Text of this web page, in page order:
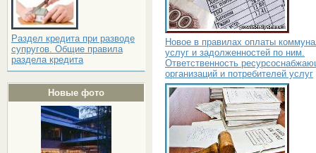
Раздел кредита при разводе
супругов. Общие правила
раздела кредита
Новые фото
Новое в правилах оплаты
услуг и задолженностей по ним.
Ответственность
организаций и потребителей услуг